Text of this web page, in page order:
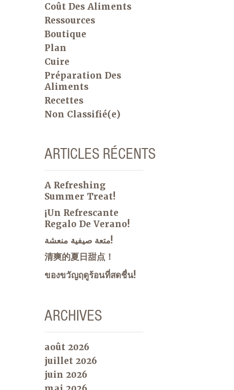
Coût Des Aliments
Ressources
Boutique
Plan
Cuire
Préparation Des
Aliments
Recettes
Non Classifié(e)
ARTICLES RÉCENTS
A Refreshing
Summer Treat!
¡Un Refrescante
Regalo De Verano!
متعة صيفية منعشة!
清爽的夏日甜点！
ของขวัญฤดูร้อนที่สดชื่น!
ARCHIVES
août 2026
juillet 2026
juin 2026